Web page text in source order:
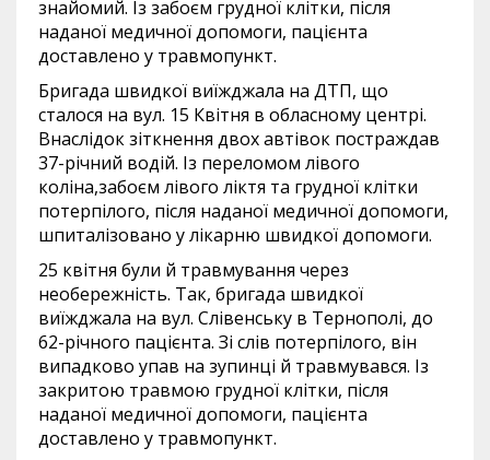
знайомий. Із забоєм грудної клітки, після
наданої медичної допомоги, пацієнта
доставлено у травмопункт.
Бригада швидкої виїжджала на ДТП, що
сталося на вул. 15 Квітня в обласному центрі.
Внаслідок зіткнення двох автівок постраждав
37-річний водій. Із переломом лівого
коліна,забоєм лівого ліктя та грудної клітки
потерпілого, після наданої медичної допомоги,
шпиталізовано у лікарню швидкої допомоги.
25 квітня були й травмування через
необережність. Так, бригада швидкої
виїжджала на вул. Слівенську в Тернополі, до
62-річного пацієнта. Зі слів потерпілого, він
випадково упав на зупинці й травмувався. Із
закритою травмою грудної клітки, після
наданої медичної допомоги, пацієнта
доставлено у травмопункт.